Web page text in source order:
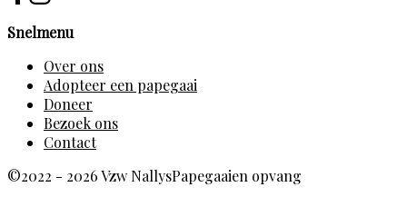
Snelmenu
Over ons
Adopteer een papegaai
Doneer
Bezoek ons
Contact
©2022 - 2026 Vzw NallysPapegaaien opvang